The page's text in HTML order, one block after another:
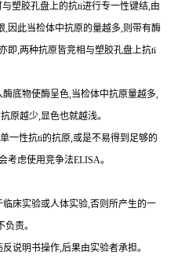
塑胶孔盘上的抗ti进行专一性键结,由
,因此当检体中抗原的量越多,则带有酶
即,两种抗原皆竞相与塑胶孔盘上抗ti
底物使酶呈色,当检体中抗原量越多,
原越少,显色也就越浅。
一性抗ti的抗原,或是不易得到足够的
考虑使用竞争法ELISA。
床实验或人体实验,否则所产生的一
责。
说明书操作,后果由实验者承担。